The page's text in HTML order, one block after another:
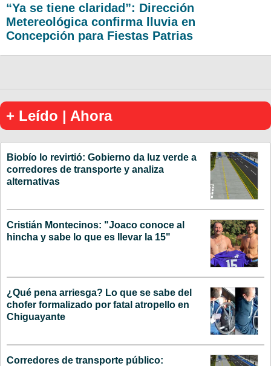
“Ya se tiene claridad”: Dirección
Metereológica confirma lluvia en
Concepción para Fiestas Patrias
+ Leído | Ahora
Biobío lo revirtió: Gobierno da luz verde a
corredores de transporte y analiza
alternativas
Cristián Montecinos: "Joaco conoce al
hincha y sabe lo que es llevar la 15"
¿Qué pena arriesga? Lo que se sabe del
chofer formalizado por fatal atropello en
Chiguayante
Corredores de transporte público: